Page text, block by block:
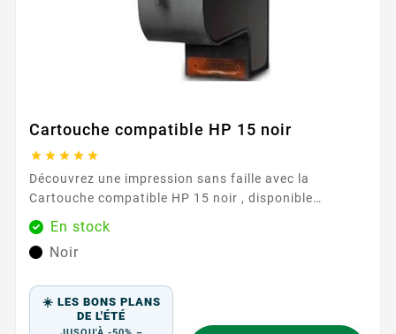
Cartouche compatible HP 15 noir
    
Découvrez une impression sans faille avec la
Cartouche compatible HP 15 noir , disponible
exclusivement chez Easycartouche. Cette cartouche
d'encre de haute qualité est conçue pour répondre à
vos besoins d'impression quotidiens, offrant des
Parfaite pour un usage domestique et professionnel,
elle garantit que chaque impression...
En stock
Noir
☀️ LES BONS PLANS
DE L'ÉTÉ